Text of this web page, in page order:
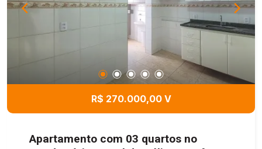
R$ 270.000,00 V
Apartamento com 03 quartos no